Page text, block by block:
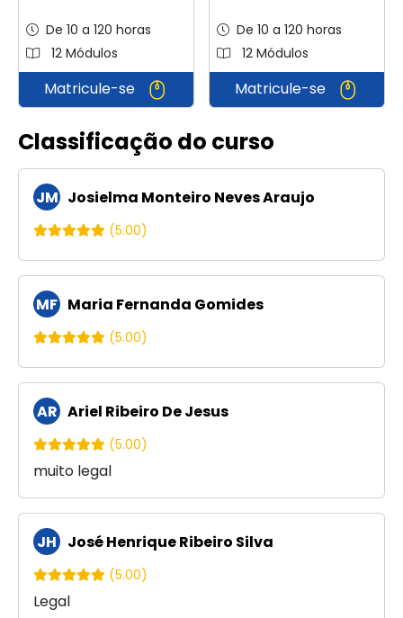
De 10 a 120 horas
12 Módulos
Matricule-se
De 10 a 120 horas
12 Módulos
Matricule-se
Classificação do curso
JM Josielma Monteiro Neves Araujo
(5.00)
MF Maria Fernanda Gomides
(5.00)
AR Ariel Ribeiro De Jesus
(5.00)
muito legal
JH José Henrique Ribeiro Silva
(5.00)
Legal